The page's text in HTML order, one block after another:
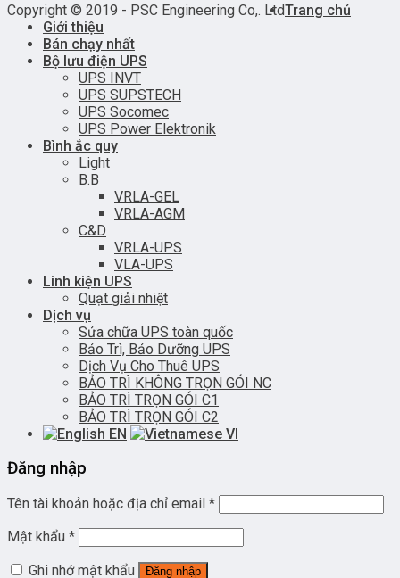
Copyright © 2019 - PSC Engineering Co,. LtdTrang chủ
Giới thiệu
Bán chạy nhất
Bộ lưu điện UPS
UPS INVT
UPS SUPSTECH
UPS Socomec
UPS Power Elektronik
Bình ắc quy
Light
B.B
VRLA-GEL
VRLA-AGM
C&D
VRLA-UPS
VLA-UPS
Linh kiện UPS
Quạt giải nhiệt
Dịch vụ
Sửa chữa UPS toàn quốc
Bảo Trì, Bảo Dưỡng UPS
Dịch Vụ Cho Thuê UPS
BẢO TRÌ KHÔNG TRỌN GÓI NC
BẢO TRÌ TRỌN GÓI C1
BẢO TRÌ TRỌN GÓI C2
EN
VI
Đăng nhập
Tên tài khoản hoặc địa chỉ email *
Mật khẩu *
Ghi nhớ mật khẩu
Đăng nhập